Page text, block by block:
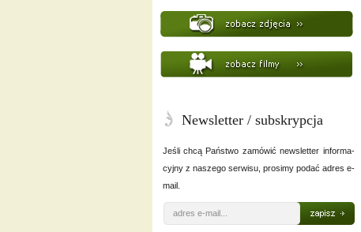
Newsletter / subskrypcja
Jeśli chcą Państwo zamówić newsletter informa-
cyjny z naszego serwisu, prosimy podać adres e-
mail.